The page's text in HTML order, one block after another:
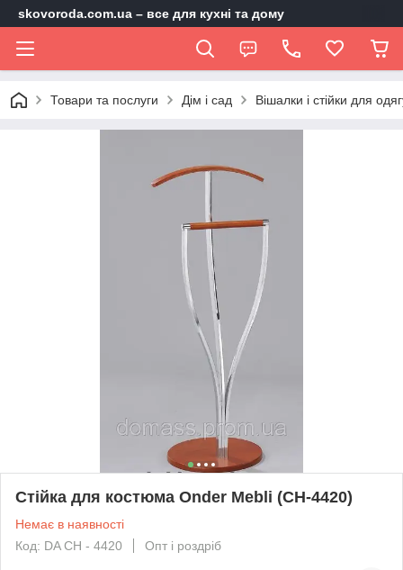
skovoroda.com.ua – все для кухні та дому
Товари та послуги Дім і сад Вішалки і стійки для
Стійка для костюма Onder Mebli (CH-4420)
Немає в наявності
Код: DA CH - 4420
Опт і роздріб